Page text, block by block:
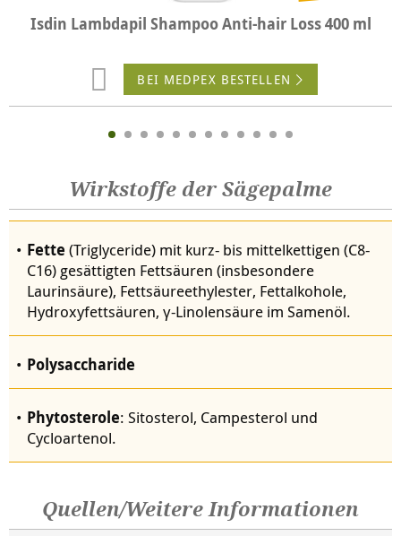
Isdin Lambdapil Shampoo Anti-hair Loss 400 ml
BEI MEDPEX BESTELLEN
Wirkstoffe der Sägepalme
Fette (Triglyceride) mit kurz- bis mittelkettigen (C8-
C16) gesättigten Fettsäuren (insbesondere
Laurinsäure), Fettsäureethylester, Fettalkohole,
Hydroxyfettsäuren, γ-Linolensäure im Samenöl.
Polysaccharide
Phytosterole: Sitosterol, Campesterol und
Cycloartenol.
Quellen/Weitere Informationen